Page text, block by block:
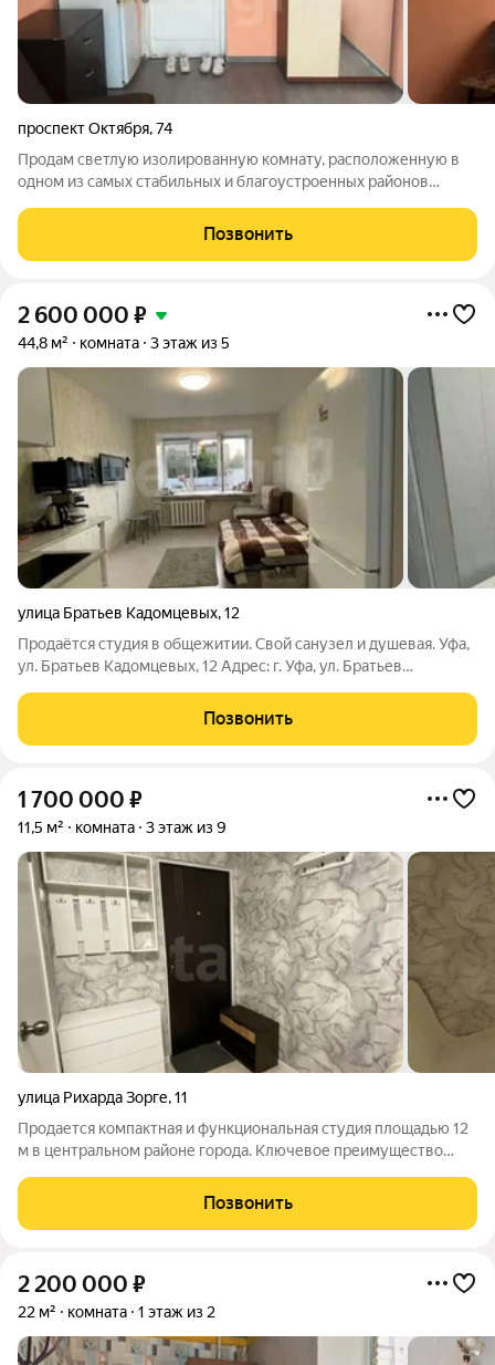
проспект Октября,74
Продам светлую изолированную комнату, расположенную в
одном из самых стабильных и благоустроенных районов
исключительная локация: в шаговой доступности находятся
несколько остановок общественного транспорта
Позвонить
2 600 000 ₽
44,8 м² комната 3 этаж из 5
улица Братьев Кадомцевых,12
Продаётся студия в общежитии. Свой санузел и душевая. Уфа,
ул. Братьев Кадомцевых, 12 Адрес: г. Уфа, ул. Братьев
Описание Продаётся уютная комната в кирпичном доме.
Идеально подойдёт
Позвонить
1 700 000 ₽
11,5 м² комната 3 этаж из 9
улица Рихарда Зорге,11
Продается компактная и функциональная студия площадью 12
м в центральном районе города. Ключевое преимущество
полное отсутствие общих зон и максимальное удобство. Вся
представленная на фотографиях
Позвонить
2 200 000 ₽
22 м² комната 1 этаж из 2